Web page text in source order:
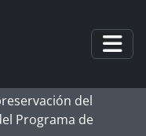
del
Programa de